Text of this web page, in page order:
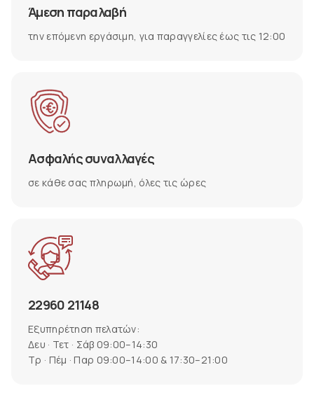
Άμεση παραλαβή
την επόμενη εργάσιμη, για παραγγελίες έως τις 12:00
Ασφαλής συναλλαγές
σε κάθε σας πληρωμή, όλες τις ώρες
22960 21148
Εξυπηρέτηση πελατών:
Δευ · Τετ · Σάβ 09:00–14:30
Τρ · Πέμ · Παρ 09:00–14:00 & 17:30–21:00